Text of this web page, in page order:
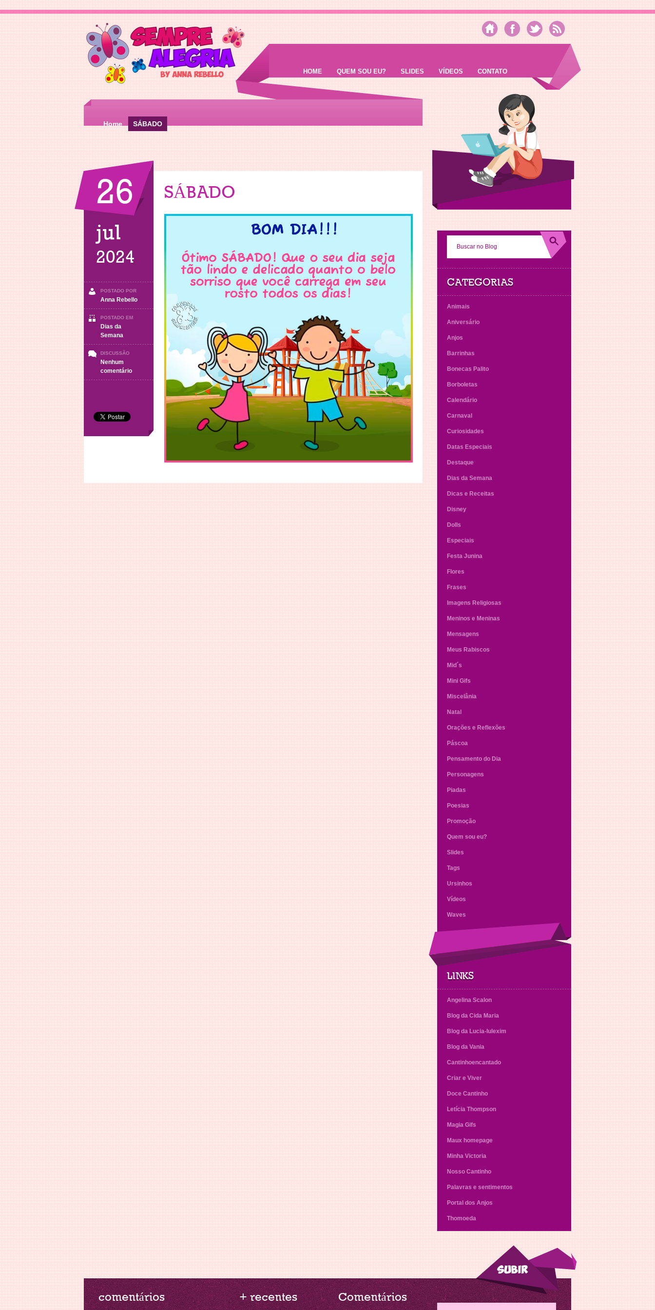
HOME QUEM SOU EU? SLIDES VÍDEOS CONTATO
Home SÁBADO
26
jul
2024
POSTADO POR
Anna Rebello
POSTADO EM
Dias da
Semana
DISCUSSÃO
Nenhum
comentárioem
SÁBADO
SÁBADO
CATEGORIAS
Animais
Aniversário
Anjos
Barrinhas
Bonecas Palito
Borboletas
Calendário
Carnaval
Curiosidades
Datas Especiais
Destaque
Dias da Semana
Dicas e Receitas
Disney
Dolls
Especiais
Festa Junina
Flores
Frases
Imagens Religiosas
Meninos e Meninas
Mensagens
Meus Rabiscos
Mid´s
Mini Gifs
Miscelânia
Natal
Orações e Reflexões
Páscoa
Pensamento do Dia
Personagens
Piadas
Poesias
Promoção
Quem sou eu?
Slides
Tags
Ursinhos
Vídeos
Waves
LINKS
Angelina Scalon
Blog da Cida Maria
Blog da Lucia-lulexim
Blog da Vania
Cantinhoencantado
Criar e Viver
Doce Cantinho
Letícia Thompson
Magia Gifs
Maux homepage
Minha Victoria
Nosso Cantinho
Palavras e sentimentos
Portal dos Anjos
Thomoeda
comentários + recentes Comentários